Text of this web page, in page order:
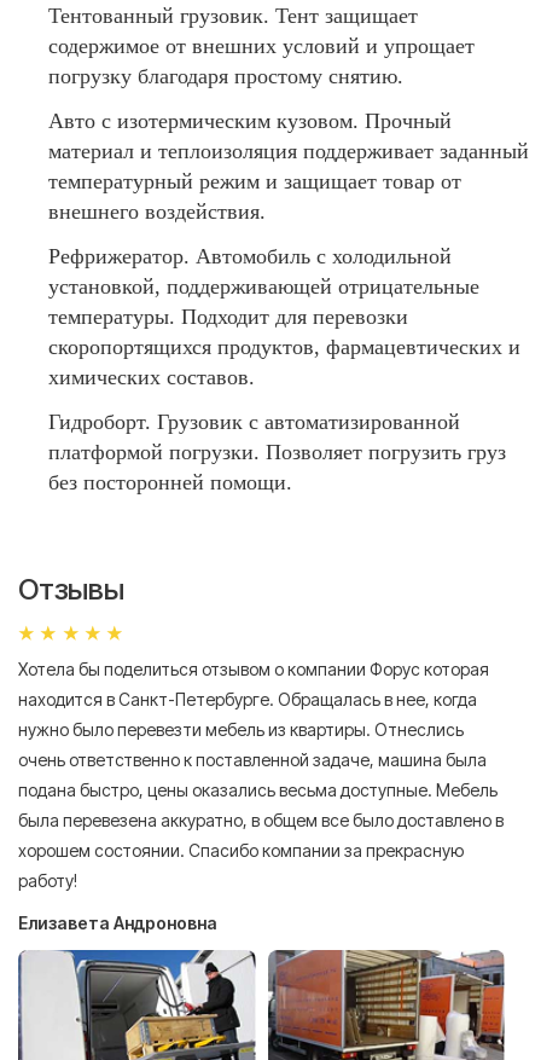
Тентованный грузовик. Тент защищает
содержимое от внешних условий и упрощает
погрузку благодаря простому снятию.
Авто с изотермическим кузовом. Прочный
материал и теплоизоляция поддерживает заданный
температурный режим и защищает товар от
внешнего воздействия.
Рефрижератор. Автомобиль с холодильной
установкой, поддерживающей отрицательные
температуры. Подходит для перевозки
скоропортящихся продуктов, фармацевтических и
химических составов.
Гидроборт. Грузовик с автоматизированной
платформой погрузки. Позволяет погрузить груз
без посторонней помощи.
Отзывы
Хотела бы поделиться отзывом о компании Форус которая
находится в Санкт-Петербурге. Обращалась в нее, когда
нужно было перевезти мебель из квартиры. Отнеслись
очень ответственно к поставленной задаче, машина была
подана быстро, цены оказались весьма доступные. Мебель
была перевезена аккуратно, в общем все было доставлено в
хорошем состоянии. Спасибо компании за прекрасную
работу!
Елизавета Андроновна